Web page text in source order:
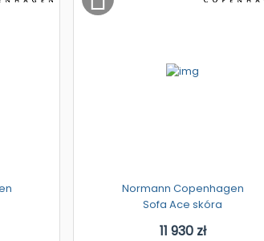
Normann Copenhagen
Sofa Ace skóra
11 930 zł